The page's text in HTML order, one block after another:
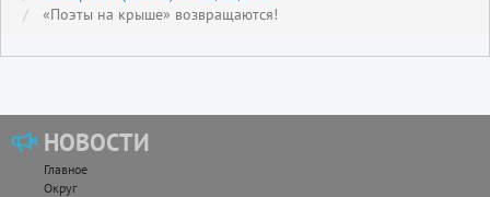
«Поэты на крыше» возвращаются!
НОВОСТИ
Главное
Округ